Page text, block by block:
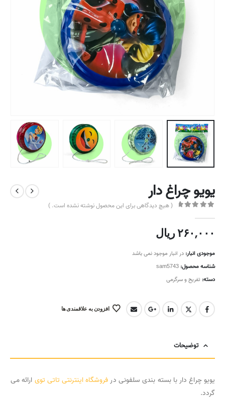
یویو چراغ دار
( هیچ دیدگاهی برای این محصول نوشته نشده است. )
۲۶۰,۰۰۰ریال
موجودی انبار: در انبار موجود نمی باشد
شناسه محصول: sam5743
دسته: تفریح و سرگرمی
افزودن به علاقمندی ها
توضیحات
یویو چراغ دار با بسته بندی سلفونی درفروشگاه اینترنتی تاتی توی ارائه می
گردد.